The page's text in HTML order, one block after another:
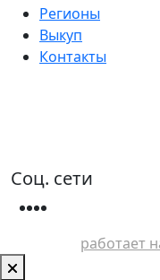
Регионы
Выкуп
Контакты
Соц. сети
работает